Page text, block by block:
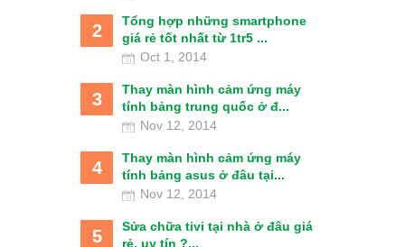
2
Tổng hợp những smartphone
giá rẻ tốt nhất từ 1tr5 ...
Oct 1, 2014
3
Thay màn hình cảm ứng máy
tính bảng trung quốc ở đ...
Nov 12, 2014
4
Thay màn hình cảm ứng máy
tính bảng asus ở đâu tại...
Nov 12, 2014
5
Sửa chữa tivi tại nhà ở đâu giá
rẻ, uy tín ?...